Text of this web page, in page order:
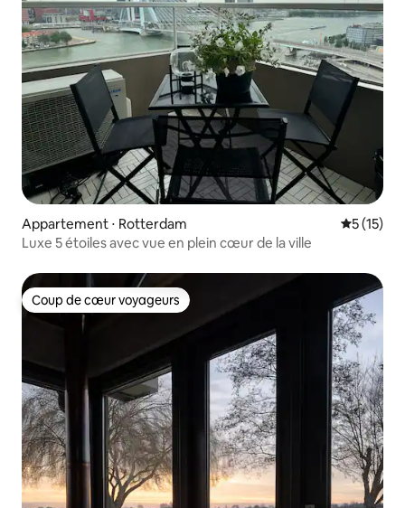
Appartement ⋅ Rotterdam
5 (15)
Luxe 5 étoiles avec vue en plein cœur de la ville
Coup de cœur voyageurs
Coup de cœur voyageurs